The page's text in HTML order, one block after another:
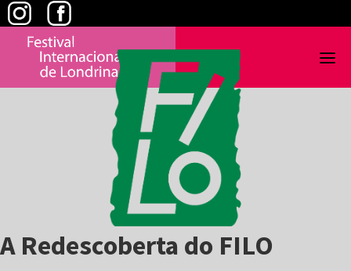
Skip
to
content
A Redescoberta do FILO